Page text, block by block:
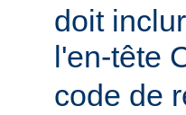
doit
l'en-tête
code de